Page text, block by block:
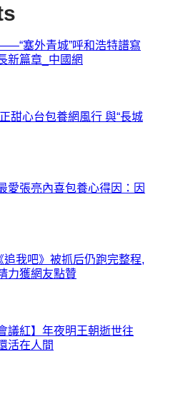
塞外青城”呼和浩特譜寫
新篇章_中國網
甜心台包養網風行 與“長城
愛張亮內喜包養心得因：因
我吧》被抓后仍跑完整程,
力獲網友點贊
議紅】年夜明王朝逝世往
活在人間